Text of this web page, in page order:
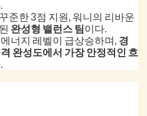
준한 3점 지원, 워니의 리바운
완성형 밸런스 팀이다.
너지 레벨이 급상승하며, 경
완성도에서 가장 안정적인 흐